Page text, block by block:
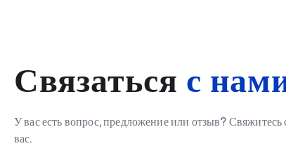
Связаться с
У вас есть вопрос, предложение или отзыв?
вас.